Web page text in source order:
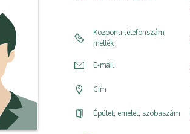
Központi telefonszám,
mellék
E-mail
Cím
Épület, emelet, szobaszám